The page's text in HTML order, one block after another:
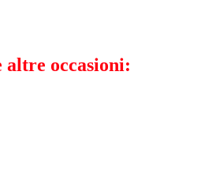
altre occasioni: